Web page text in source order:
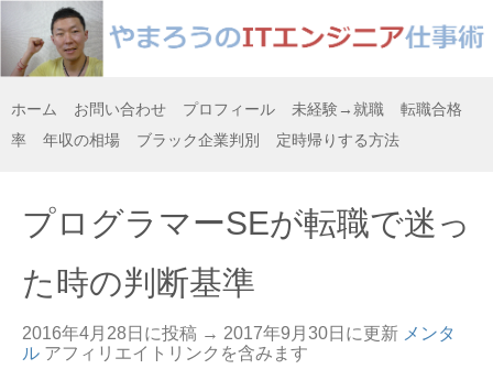
ホーム お問い合わせ プロフィール 未経験→就職
転職合格
率
年収の相場 ブラック企業判別 定時帰りする方法
プログラマーSEが転職で迷っ
た時の判断基準
2016年4月28日に投稿 → 2017年9月30日 に更新 メンタ
ル アフィリエイトリンクを含みます